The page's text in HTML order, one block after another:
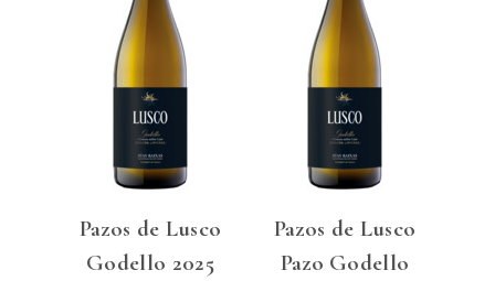
Pazos de Lusco
Godello 2025
Pazos de Lusco
Pazo Godello